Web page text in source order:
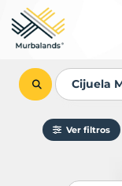
Ver filtros